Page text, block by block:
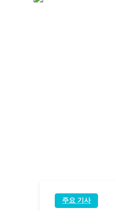
주요 기사